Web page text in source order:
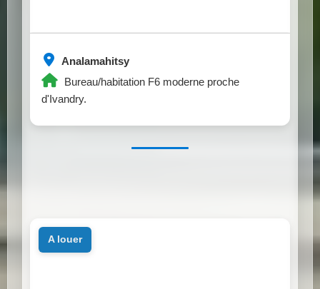
Analamahitsy
Bureau/habitation F6 moderne proche
d'Ivandry.
a louer